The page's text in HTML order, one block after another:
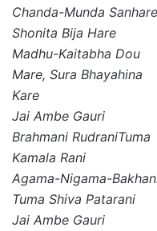
Chanda-Munda
Shonita Bija Hare
Madhu-Kaitabha Dou
Mare, Sura Bhayahina
Kare
Jai Ambe Gauri
Brahmani RudraniTuma
Kamala Rani
Agama-Nigama-
Tuma Shiva Patarani
Jai Ambe Gauri